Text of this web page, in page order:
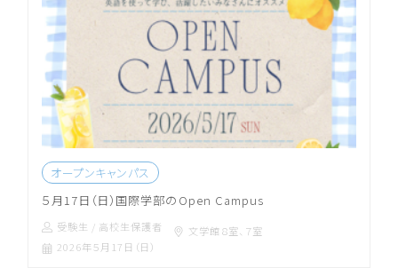
オープンキャンパス
５月17日（日）国際学部のOpen Campus
受験生 / 高校生保護者
文学館８室、７室
2026年５月17日（日）